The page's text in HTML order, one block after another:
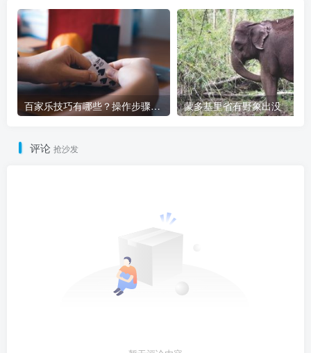
百家乐技巧有哪些？操作步骤有哪些变化？ 蒙多基里省有野象出没
评论 抢沙发